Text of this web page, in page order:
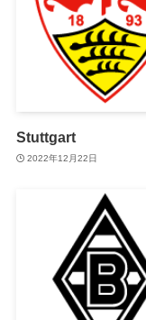
Stuttgart
2022年12月22日